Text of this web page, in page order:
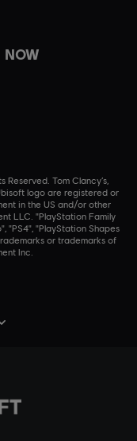
NOW
Tom Clancy’s,
logo are registered or
in the US and/or other
LLC. "PlayStation Family
"PS4", "PlayStation Shapes
or trademarks of
Inc.